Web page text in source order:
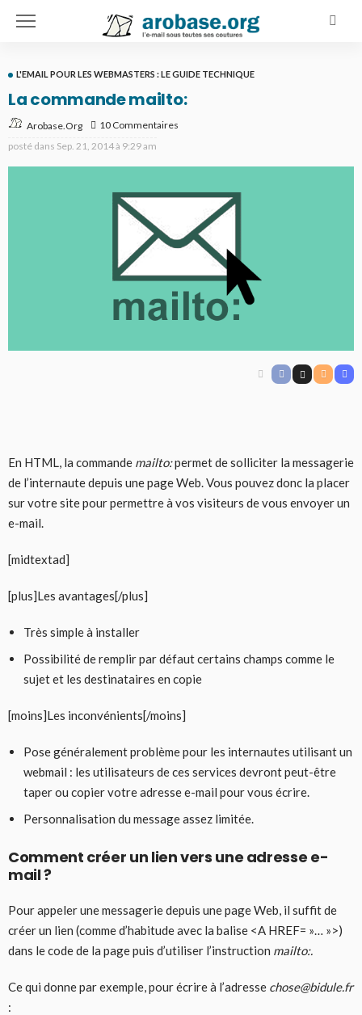
L'EMAIL POUR LES WEBMASTERS : LE GUIDE TECHNIQUE
La commande mailto:
Arobase.org
10 Commentaires
posté dans Sep. 21, 2014 à 9:29 am
En HTML, la commande mailto:permet de solliciter la messagerie
de l’internaute depuis une page Web. Vous pouvez donc la placer
sur votre site pour permettre à vos visiteurs de vous envoyer un
e-mail.
[midtextad]
[plus]Les avantages[/plus]
Très simple à installer
Possibilité de remplir par défaut certains champs comme le
sujet et les destinataires en copie
[moins]Les inconvénients[/moins]
Pose généralement problème pour les internautes utilisant un
webmail : les utilisateurs de ces services devront peut-être
taper ou copier votre adresse e-mail pour vous écrire.
Personnalisation du message assez limitée.
Comment créer un lien vers une adresse e-
mail ?
Pour appeler une messagerie depuis une page Web, il suffit de
créer un lien (comme d’habitude avec la balise <A HREF= »… »>)
dans le code de la page puis d’utiliser l’instruction mailto:.
Ce qui donne par exemple, pour écrire à l’adresse chose@bidule.fr
: